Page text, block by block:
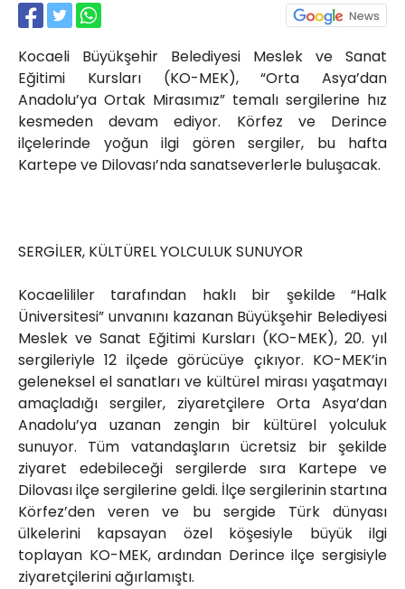
Kocaeli Büyükşehir Belediyesi Meslek ve Sanat
Eğitimi Kursları (KO-MEK), “Orta Asya’dan
Anadolu’ya Ortak Mirasımız” temalı sergilerine hız
kesmeden devam ediyor. Körfez ve Derince
ilçelerinde yoğun ilgi gören sergiler, bu hafta
Kartepe ve Dilovası’nda sanatseverlerle buluşacak.
SERGİLER, KÜLTÜREL YOLCULUK SUNUYOR
Kocaelililer tarafından haklı bir şekilde “Halk
Üniversitesi” unvanını kazanan Büyükşehir Belediyesi
Meslek ve Sanat Eğitimi Kursları (KO-MEK), 20. yıl
sergileriyle 12 ilçede görücüye çıkıyor. KO-MEK’in
geleneksel el sanatları ve kültürel mirası yaşatmayı
amaçladığı sergiler, ziyaretçilere Orta Asya’dan
Anadolu’ya uzanan zengin bir kültürel yolculuk
sunuyor. Tüm vatandaşların ücretsiz bir şekilde
ziyaret edebileceği sergilerde sıra Kartepe ve
Dilovası ilçe sergilerine geldi. İlçe sergilerinin startına
Körfez’den veren ve bu sergide Türk dünyası
ülkelerini kapsayan özel köşesiyle büyük ilgi
toplayan KO-MEK, ardından Derince ilçe sergisiyle
ziyaretçilerini ağırlamıştı.
Akkavaklar Caddesi No:17/4 İzmit-
KOCAELİ
kocaelisokak@gmail.com